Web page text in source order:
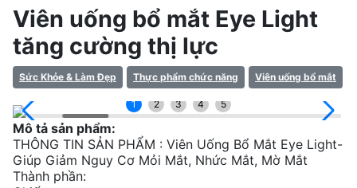
Viên uống bổ mắt Eye Light
tăng cường thị lực
Sức Khỏe & Làm Đẹp Thực phẩm chức năng Viên uống bổ mắt
1 2 3 4 5
Mô tả sản phẩm:
THÔNG TIN SẢN PHẨM : Viên Uống Bổ Mắt Eye Light-
Giúp Giảm Nguy Cơ Mỏi Mắt, Nhức Mắt, Mờ Mắt
Thành phần: